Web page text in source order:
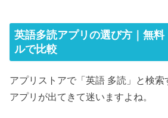
英語多読アプリの選び方｜無
ルで比較
アプリストアで「英語 多読」と検
アプリが出てきて迷いますよね。